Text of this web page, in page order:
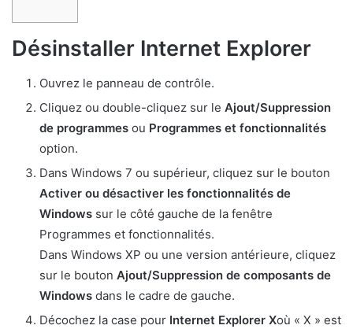
Désinstaller Internet Explorer
Ouvrez le panneau de contrôle.
Cliquez ou double-cliquez sur le Ajout/Suppression
de programmes ou Programmes et fonctionnalités
option.
Dans Windows 7 ou supérieur, cliquez sur le bouton
Activer ou désactiver les fonctionnalités de
Windows sur le côté gauche de la fenêtre
Programmes et fonctionnalités.
Dans Windows XP ou une version antérieure, cliquez
sur le bouton Ajout/Suppression de composants de
Windows dans le cadre de gauche.
Décochez la case pour Internet Explorer Xoù « X » est